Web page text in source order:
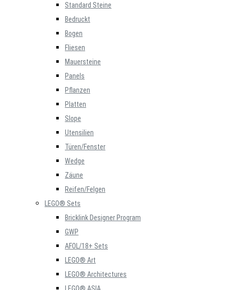
Standard Steine
Bedruckt
Bogen
Fliesen
Mauersteine
Panels
Pflanzen
Platten
Slope
Utensilien
Türen/Fenster
Wedge
Zäune
Reifen/Felgen
LEGO® Sets
Bricklink Designer Program
GWP
AFOL/18+ Sets
LEGO® Art
LEGO® Architectures